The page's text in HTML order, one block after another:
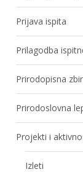
Prijava ispita
Prilagodba
Prirodopisna
Prirodoslovna
Projekti i
Izleti